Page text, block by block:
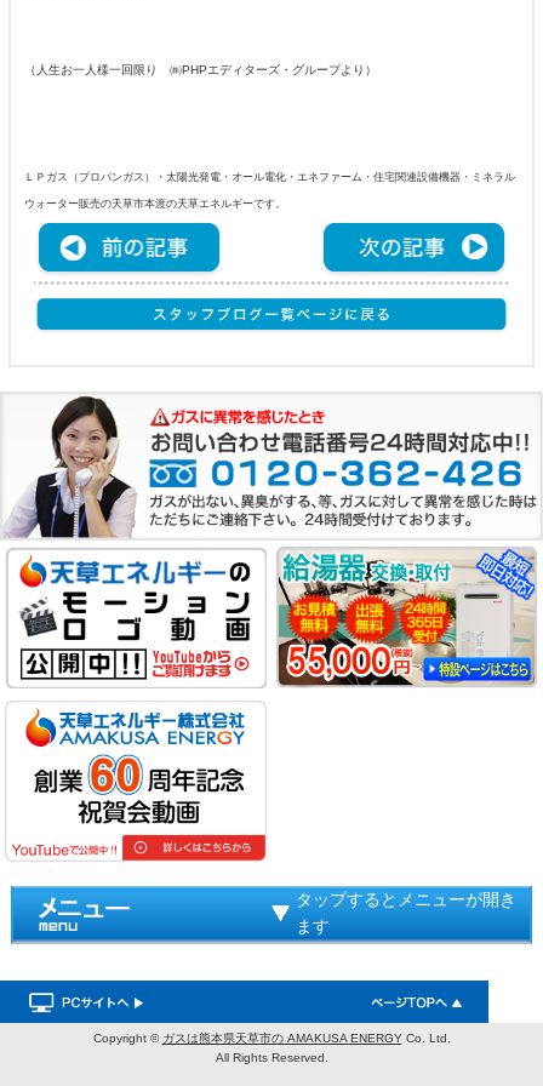
（人生お一人様一回限り ㈱PHPエディターズ・グループより）
ＬＰガス（プロパンガス）・太陽光発電・オール電化・エネファーム・住宅関連設備機器・ミネラル
ウォーター販売の天草市本渡の天草エネルギーです。
タップするとメニューが開き
ます
Copyright © ガスは熊本県天草市の AMAKUSA ENERGYCo. Ltd.
All Rights Reserved.